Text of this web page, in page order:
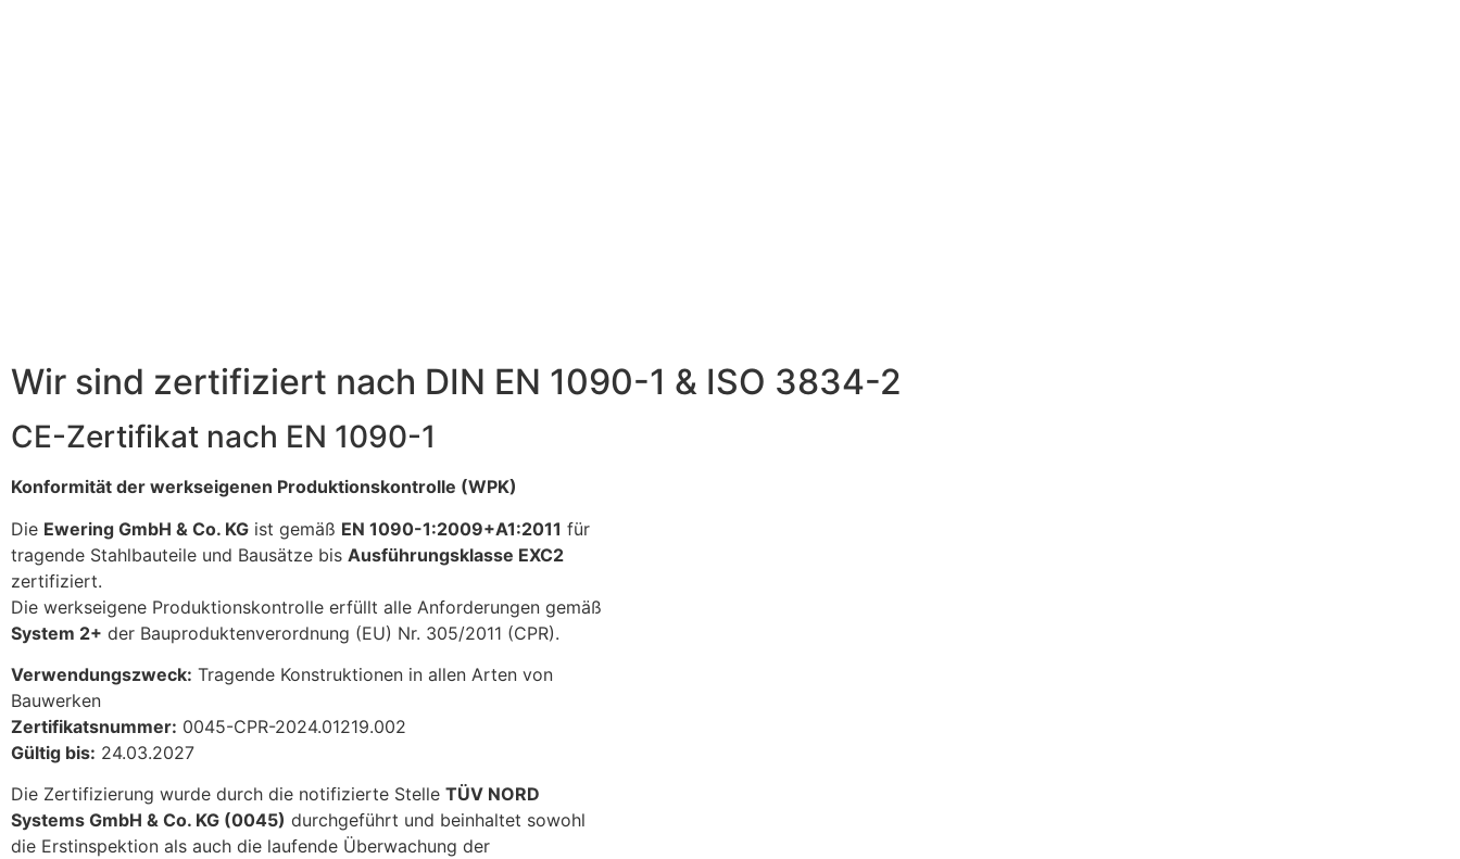
Wir sind zertifiziert nach DIN EN 1090-1 & ISO 3834-2
CE-Zertifikat nach EN 1090-1
Konformität der werkseigenen Produktionskontrolle (WPK)
Die Ewering GmbH & Co. KG ist gemäß EN 1090-1:2009+A1:2011 für
tragende Stahlbauteile und Bausätze bis Ausführungsklasse EXC2
zertifiziert.
Die werkseigene Produktionskontrolle erfüllt alle Anforderungen gemäß
System 2+ der Bauproduktenverordnung (EU) Nr. 305/2011 (CPR).
Verwendungszweck: Tragende Konstruktionen in allen Arten von
Bauwerken
Zertifikatsnummer: 0045-CPR-2024.01219.002
Gültig bis: 24.03.2027
Die Zertifizierung wurde durch die notifizierte Stelle TÜV NORD
Systems GmbH & Co. KG (0045) durchgeführt und beinhaltet sowohl
die Erstinspektion als auch die laufende Überwachung der